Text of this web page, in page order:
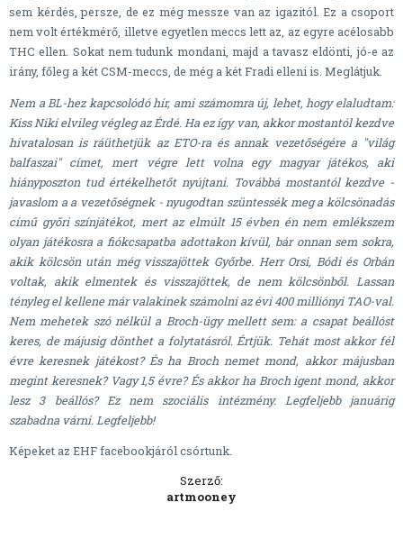
sem kérdés, persze, de ez még messze van az igazitól. Ez a csoport
nem volt értékmérő, illetve egyetlen meccs lett az, az egyre acélosabb
THC ellen. Sokat nem tudunk mondani, majd a tavasz eldönti, jó-e az
irány, főleg a két CSM-meccs, de még a két Fradi elleni is. Meglátjuk.
Nem a BL-hez kapcsolódó hír, ami számomra új, lehet, hogy elaludtam:
Kiss Niki elvileg végleg az Érdé. Ha ez így van, akkor mostantól kezdve
hivatalosan is ráüthetjük az ETO-ra és annak vezetőségére a "világ
balfaszai" címet, mert végre lett volna egy magyar játékos, aki
hiányposzton tud értékelhetőt nyújtani. Továbbá mostantól kezdve -
javaslom a a vezetőségnek - nyugodtan szüntessék meg a kölcsönadás
című győri színjátékot, mert az elmúlt 15 évben én nem emlékszem
olyan játékosra a fiókcsapatba adottakon kívül, bár onnan sem sokra,
akik kölcsön után még visszajöttek Győrbe. Herr Orsi, Bódi és Orbán
voltak, akik elmentek és visszajöttek, de nem kölcsönből. Lassan
tényleg el kellene már valakinek számolni az évi 400 milliónyi TAO-val.
Nem mehetek szó nélkül a Broch-ügy mellett sem: a csapat beállóst
keres, de májusig dönthet a folytatásról. Értjük. Tehát most akkor fél
évre keresnek játékost? És ha Broch nemet mond, akkor májusban
megint keresnek? Vagy 1,5 évre? És akkor ha Broch igent mond, akkor
lesz 3 beállós? Ez nem szociális intézmény. Legfeljebb januárig
szabadna várni. Legfeljebb!
Képeket az EHF facebookjáról csórtunk.
Szerző:
artmooney